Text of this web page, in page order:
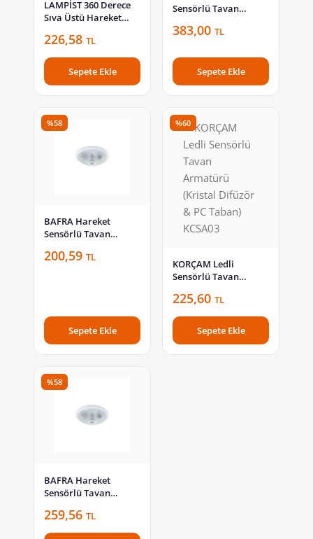
LAMPİST 360 Derece
Sıva Üstü Hareket
226,58 TL
Sepete Ekle
Sensörlü Tavan
Acil Kitli 18W Ledli
383,00 TL
Sepete Ekle
%58
BAFRA Hareket
Sensörlü Tavan
Duylu Beyaz BFR101-P
200,59 TL
Sepete Ekle
%60
KORÇAM Ledli
Sensörlü Tavan
Difüzör & PC Taban)
KCSA03
225,60 TL
Sepete Ekle
%58
BAFRA Hareket
Sensörlü Tavan
18W Ledli Beyaz
BFR103
259,56 TL